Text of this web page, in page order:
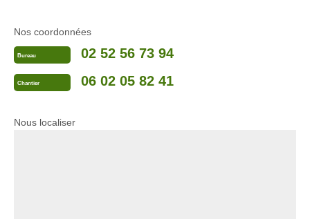
Nos coordonnées
Bureau 02 52 56 73 94
Chantier 06 02 05 82 41
Nous localiser